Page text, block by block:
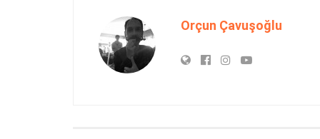
Orçun Çavuşoğlu